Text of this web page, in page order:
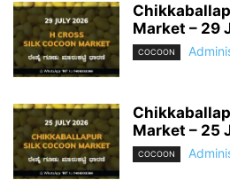
Market – 29
COCOON
Market – 25
COCOON